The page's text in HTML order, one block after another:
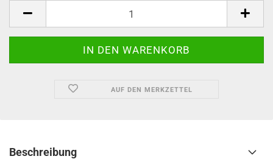
AUF DEN MERKZETTEL
Beschreibung